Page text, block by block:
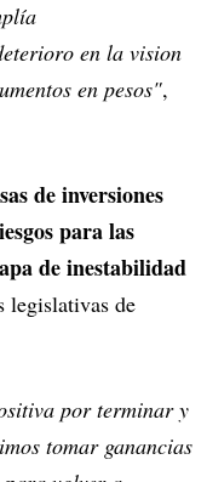
en la vision
en pesos",
de inversiones
para las
de inestabilidad
legislativas de
por terminar y
tomar ganancias